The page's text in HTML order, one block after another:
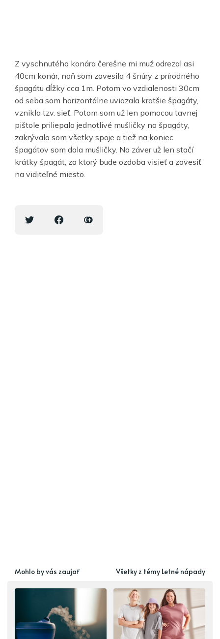
Z vyschnutého konára čerešne mi muž odrezal asi
40cm konár, naň som zavesila 4 šnúry z prírodného
špagátu dĺžky cca 1m. Potom vo vzdialenosti 30cm
od seba som horizontálne uviazala kratšie špagáty,
vznikla tzv. sieť. Potom som už len pomocou tavnej
pištole priliepala jednotlivé mušličky na špagáty,
zakrývala som všetky spoje a tiež na koniec
špagátov som dala mušličky. Na záver už len stačí
krátky špagát, za ktorý bude ozdoba visieť a zavesiť
na viditeľné miesto.
Mohlo by vás zaujať Všetky z témy Letné nápady